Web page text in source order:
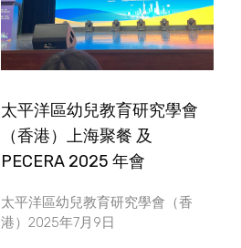
太平洋區幼兒教育研究學會
（香港）上海聚餐 及
PECERA 2025 年會
太平洋區幼兒教育研究學會（香
港）2025年7月9日